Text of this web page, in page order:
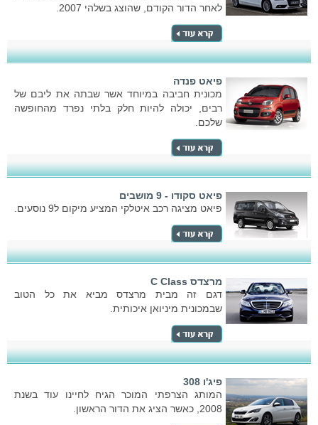
לאחר הדור הקודם, שהוצג בשלהי 2007.
פיאט פנדה
מכונית חביבה במיוחד אשר שבתה את ליבם של
רבים, יכולה להיות חלק בלתי נפרד מהחופשה
שלכם.
פיאט סקודו - 9 מושבים
פיאט מציגה רכב איטלקי המציע מיקום ל9 נוסעים.
מרצדס C Class
דגם זה מבית מרצדס מביא את כל הטוב
שבמכונית מיניואן איכותית.
פיג'ו 308
המותג הצרפתי המוכר הגיח לחיינו עוד בשנת
2008, כאשר הציג את הדור הראשון.